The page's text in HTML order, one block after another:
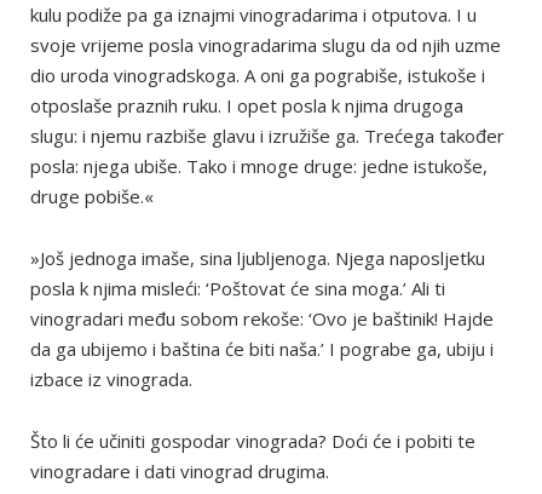
kulu podiže pa ga iznajmi vinogradarima i otputova. I u
svoje vrijeme posla vinogradarima slugu da od njih uzme
dio uroda vinogradskoga. A oni ga pograbiše, istukoše i
otposlaše praznih ruku. I opet posla k njima drugoga
slugu: i njemu razbiše glavu i izružiše ga. Trećega također
posla: njega ubiše. Tako i mnoge druge: jedne istukoše,
druge pobiše.«
»Još jednoga imaše, sina ljubljenoga. Njega naposljetku
posla k njima misleći: ‘Poštovat će sina moga.’ Ali ti
vinogradari među sobom rekoše: ‘Ovo je baštinik! Hajde
da ga ubijemo i baština će biti naša.’ I pograbe ga, ubiju i
izbace iz vinograda.
Što li će učiniti gospodar vinograda? Doći će i pobiti te
vinogradare i dati vinograd drugima.